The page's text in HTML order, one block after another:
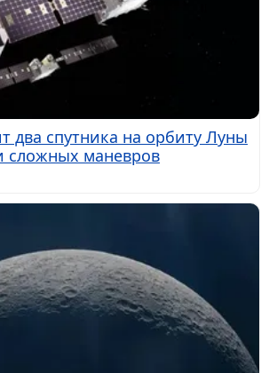
два спутника на орбиту Луны
сложных маневров